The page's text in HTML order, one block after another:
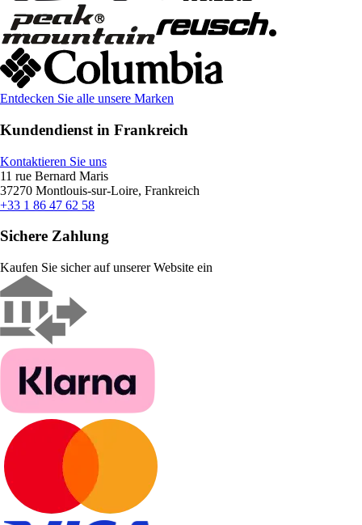
Entdecken Sie alle unsere Marken
Kundendienst in Frankreich
Kontaktieren Sie uns
11 rue Bernard Maris
37270 Montlouis-sur-Loire, Frankreich
+33 1 86 47 62 58
Sichere Zahlung
Kaufen Sie sicher auf unserer Website ein